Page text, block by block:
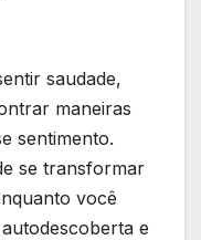
saudade,
maneiras
sentimento.
se transformar
você
e